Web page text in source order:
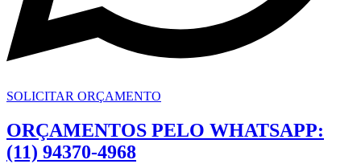
SOLICITAR ORÇAMENTO
ORÇAMENTOS PELO WHATSAPP:
(11) 94370-4968